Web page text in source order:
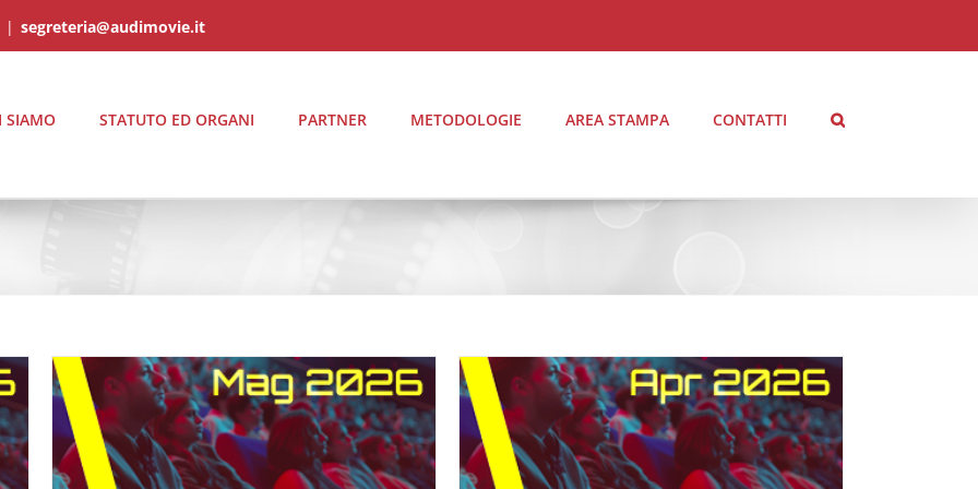
| segreteria@audimovie.it
SIAMO STATUTO ED ORGANI PARTNER METODOLOGIE AREA STAMPA CONTATTI
AGGIORNAMENTO AUDIMOVIE Il Profilo degli
Spettatori delle Sale Cinematografiche \ MAGGIO
2026
AGGIORNAMENTO AUDIMOVIE Il Profilo degli
Spettatori delle Sale Cinematografiche \ APRILE
2026